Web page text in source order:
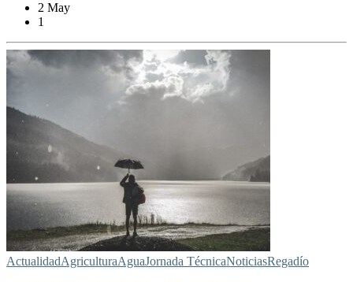
2 May
1
ActualidadAgriculturaAguaJornada TécnicaNoticiasRegadío